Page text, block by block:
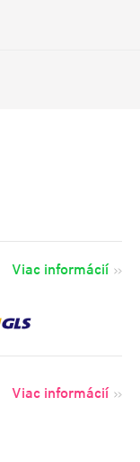
Viac informácií
Viac informácií